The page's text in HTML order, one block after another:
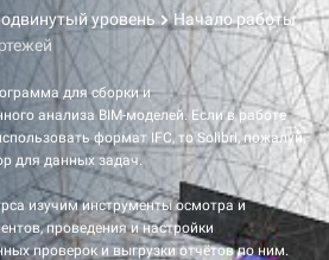
уровень
Начало работы
для сборки и
анализа BIM-моделей. Если в работе
формат IFC, то Solibri, пожалуй,
для данных задач.
изучим инструменты осмотра и
проведения и настройки
проверок и выгрузки отчётов по ним.